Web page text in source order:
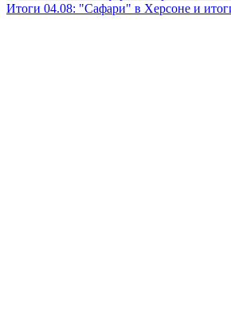
Итоги 04.08: "Сафари" в Херсоне и